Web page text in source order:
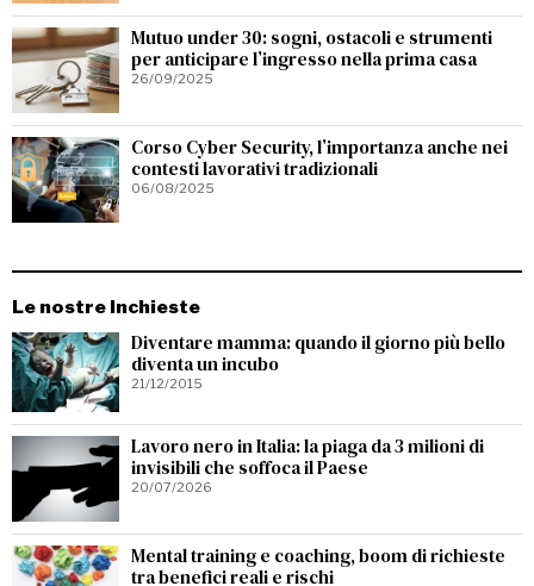
Mutuo under 30: sogni, ostacoli e strumenti
per anticipare l’ingresso nella prima casa
26/09/2025
Corso Cyber Security, l’importanza anche nei
contesti lavorativi tradizionali
06/08/2025
Le nostre Inchieste
Diventare mamma: quando il giorno più bello
diventa un incubo
21/12/2015
Lavoro nero in Italia: la piaga da 3 milioni di
invisibili che soffoca il Paese
20/07/2026
Mental training e coaching, boom di richieste
tra benefici reali e rischi